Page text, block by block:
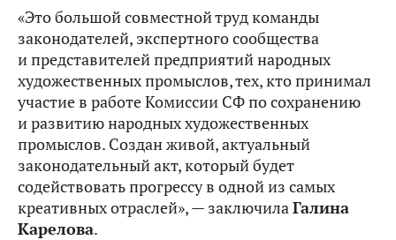
«Это большой совместной труд команды
законодателей, экспертного сообщества
и представителей предприятий народных
художественных промыслов, тех, кто принимал
участие в работе Комиссии СФ по сохранению
и развитию народных художественных
промыслов. Создан живой, актуальный
законодательный акт, который будет
содействовать прогрессу в одной из самых
креативных отраслей», — заключилаГалина
Карелова.